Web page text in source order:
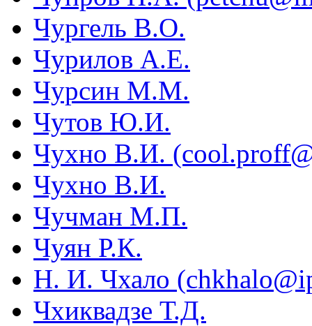
Чургель В.О.
Чурилов А.Е.
Чурсин М.М.
Чутов Ю.И.
Чухно В.И.
Чухно В.И.
Чучман М.П.
Чуян Р.К.
Н. И. Чхало
Чхиквадзе Т.Д.